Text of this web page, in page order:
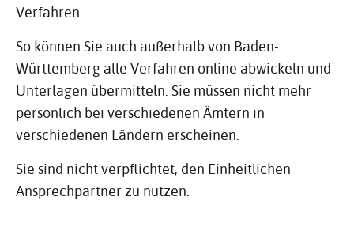
Verfahren.
So können Sie auch außerhalb von Baden-
Württemberg alle Verfahren online abwickeln und
Unterlagen übermitteln. Sie müssen nicht mehr
persönlich bei verschiedenen Ämtern in
verschiedenen Ländern erscheinen.
Sie sind nicht verpflichtet, den Einheitlichen
Ansprechpartner zu nutzen.